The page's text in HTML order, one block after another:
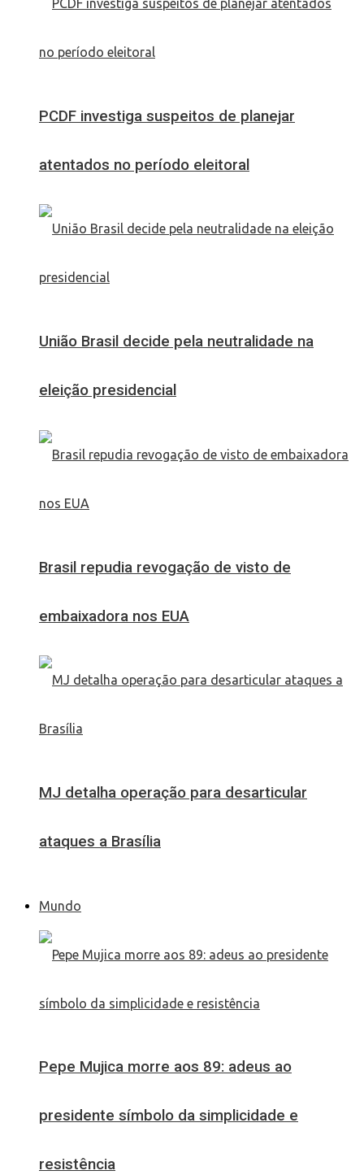
PCDF investiga suspeitos de planejar
atentados no período eleitoral
União Brasil decide pela neutralidade na
eleição presidencial
Brasil repudia revogação de visto de
embaixadora nos EUA
MJ detalha operação para desarticular
ataques a Brasília
Mundo
Pepe Mujica morre aos 89: adeus ao
presidente símbolo da simplicidade e
resistência